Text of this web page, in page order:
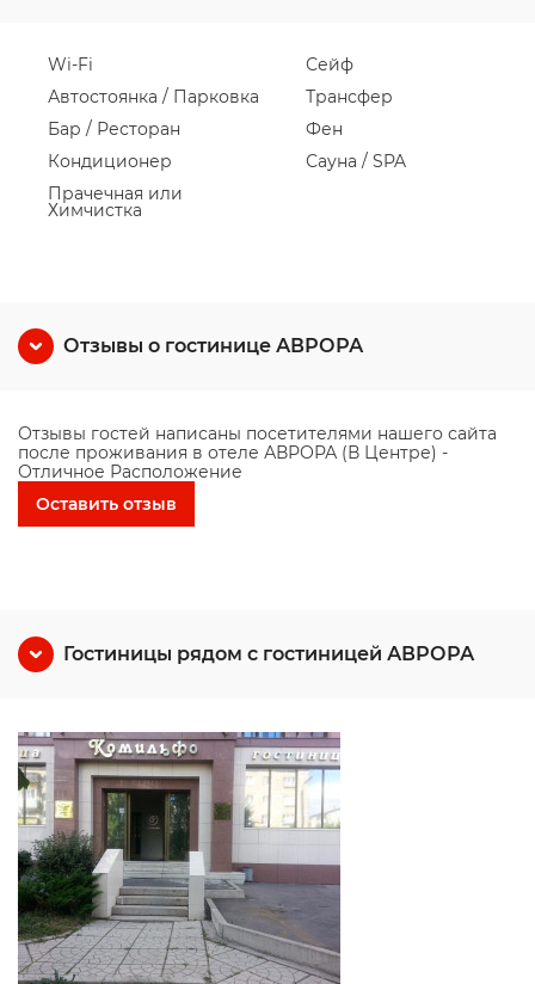
Wi-Fi
Автостоянка / Парковка
Бар / Ресторан
Кондиционер
Прачечная или
Химчистка
Сейф
Трансфер
Фен
Сауна / SPA
Отзывы о гостинице АВРОРА
Отзывы гостей написаны посетителями нашего сайта
после проживания в отеле АВРОРА (В Центре) -
Отличное Расположение
Оставить отзыв
Гостиницы рядом с гостиницей АВРОРА